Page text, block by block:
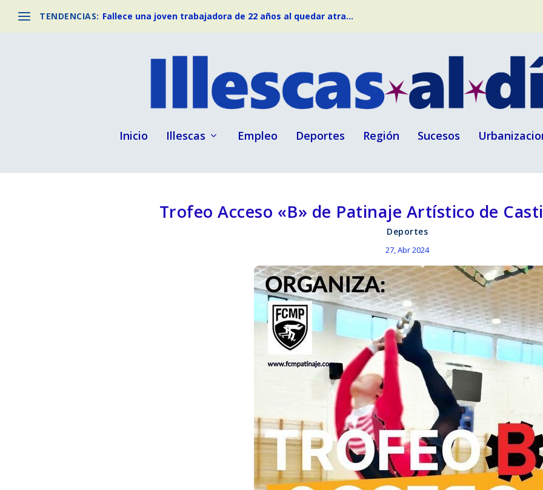
TENDENCIAS: Fallece una joven trabajadora de 22 años al quedar atra...
Inicio Illescas Empleo Deportes Región Sucesos
Trofeo Acceso «B» de Patinaje Artístico de
Deportes
27, Abr 2024